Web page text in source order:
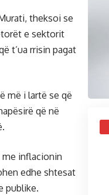
theksoi se
e sektorit
t’ua rrisin pagat
më i lartë se që
që në
me inflacionin
edhe shtesat
publike.